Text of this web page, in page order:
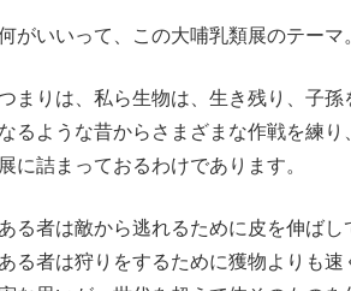
がいいって、この大哺乳類展のテーマ
まりは、私ら生物は、生き残り、子孫
るような昔からさまざまな作戦を練
に詰まっておるわけであります。
る者は敵から逃れるために皮を伸ばし
る者は狩りをするために獲物よりも